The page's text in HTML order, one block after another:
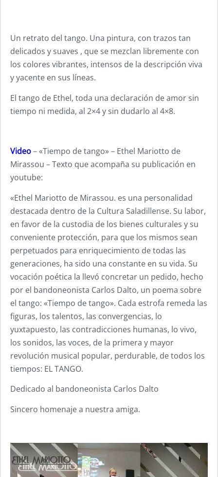
Un retrato del tango. Una pintura, con trazos tan
delicados y suaves , que se mezclan libremente con
los colores vibrantes, intensos de la descripción viva
y yacente en sus líneas.
El tango de Ethel, toda una declaración de amor sin
tiempo ni medida, al 2×4 y sin dudarlo al 4×8.
Video– «Tiempo de tango» – Ethel Mariotto de
Mirassou – Texto que acompaña su publicación en
youtube:
«Ethel Mariotto de Mirassou. es una personalidad
destacada dentro de la Cultura Saladillense. Su labor,
en favor de la custodia de los bienes culturales y su
conveniente protección, para que los mismos sean
perpetuados para enriquecimiento de todas las
generaciones, ha sido una constante en su vida. Su
vocación poética la llevó concretar un pedido, hecho
por el bandoneonista Carlos Dalto, un poema sobre
el tango: «Tiempo de tango». Cada estrofa remeda las
figuras, los talentos, las convergencias, lo
yuxtapuesto, las contradicciones humanas, lo vivo,
los sonidos, las voces, de la primera y mayor
revolución musical popular, perdurable, de todos los
tiempos: EL TANGO.
Dedicado al bandoneonista Carlos Dalto
Sincero homenaje a nuestra amiga.